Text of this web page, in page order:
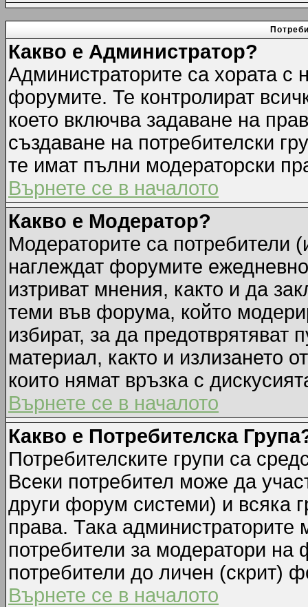
Какво е Администратор?
Администраторите са хората с
форумите. Те контролират
което включва задаване на
създаване на потребителски
те имат пълни модераторски
Върнете се в началото
Какво е Модератор?
Модераторите са потребители
наглеждат форумите
изтриват мнения, както и да
теми във форума, който
избират, за да предотврятяват
материал, както и излизането
които нямат връзка с
Върнете се в началото
Какво е Потребителска
Потребителските групи са
Всеки потребител може да
други форум системи) и всяка
права. Така администраторите
потребители за модератори
потребители до личен (скрит)
Върнете се в началото